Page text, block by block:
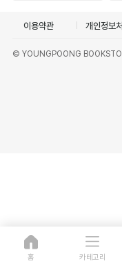
이용약관 개인정보
© YOUNGPOONG
홈 카테고리